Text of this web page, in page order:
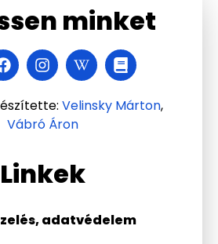
Linkek
adatvédelem
minket
Velinsky Márton,
Vábró Áron